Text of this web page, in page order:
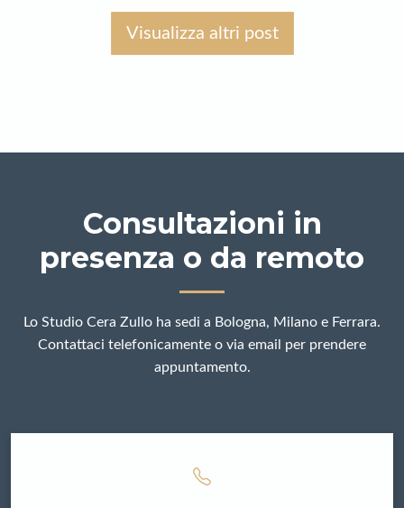
Visualizza altri post
Consultazioni in
presenza o da remoto
Lo Studio Cera Zullo ha sedi a Bologna, Milano e Ferrara.
Contattaci telefonicamente o via email per prendere
appuntamento.